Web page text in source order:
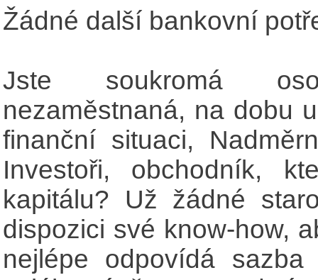
Žádné další bankovní
Jste soukromá
nezaměstnaná, na dobu
finanční situaci,
Investoři, obchodník,
kapitálu? Už žádné
dispozici své know-how,
nejlépe odpovídá